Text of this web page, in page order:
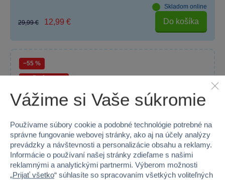
Skladom online
29,99 € 12,99 € Do košíka
−55 %
Vážime si Vaše súkromie
Používame súbory cookie a podobné technológie potrebné na
správne fungovanie webovej stránky, ako aj na účely analýzy
prevádzky a návštevnosti a personalizácie obsahu a reklamy.
Informácie o používaní našej stránky zdieľame s našimi
reklamnými a analytickými partnermi. Výberom možnosti
„Prijať všetko“ súhlasíte so spracovaním všetkých voliteľných